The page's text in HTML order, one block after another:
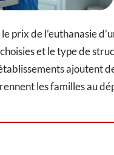
prix de l’euthanasie
et le type de
ajoutent
les familles au